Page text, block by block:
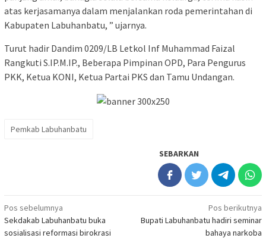
atas kerjasamanya dalam menjalankan roda pemerintahan di
Kabupaten Labuhanbatu, ” ujarnya.
Turut hadir Dandim 0209/LB Letkol Inf Muhammad Faizal
Rangkuti S.IP.M.IP., Beberapa Pimpinan OPD, Para Pengurus
PKK, Ketua KONI, Ketua Partai PKS dan Tamu Undangan.
Pemkab Labuhanbatu
SEBARKAN
Navigasi
pos
Pos sebelumnya
Sekdakab Labuhanbatu buka
sosialisasi reformasi birokrasi
Pos berikutnya
Bupati Labuhanbatu hadiri seminar
bahaya narkoba